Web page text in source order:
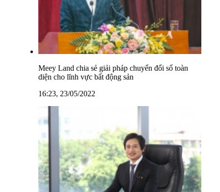
Meey Land chia sẻ giải pháp chuyển đổi số toàn
diện cho lĩnh vực bất động sản
16:23, 23/05/2022